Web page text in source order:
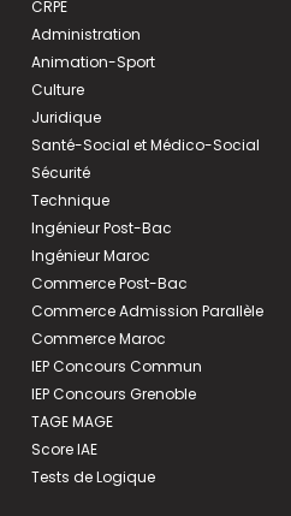
CRPE
Administration
Animation-Sport
Culture
Juridique
Santé-Social et Médico-Social
Sécurité
Technique
Ingénieur Post-Bac
Ingénieur Maroc
Commerce Post-Bac
Commerce Admission Parallèle
Commerce Maroc
IEP Concours Commun
IEP Concours Grenoble
TAGE MAGE
Score IAE
Tests de Logique